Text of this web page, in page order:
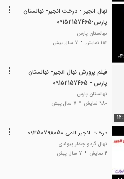
نهال انجیر - درخت انجیر- نهالستان
پارس-09152157465
نهالستان پارس
182 نمایش
7 سال پیش
فیلم پرورش نهال انجیر- نهالستان
پارس - 09152157465
نهالستان پارس
980 نمایش
7 سال پیش
درخت انجیر المی 09350798050
نهال گردو چندلر پیوندی
4 نمایش
7 سال پیش